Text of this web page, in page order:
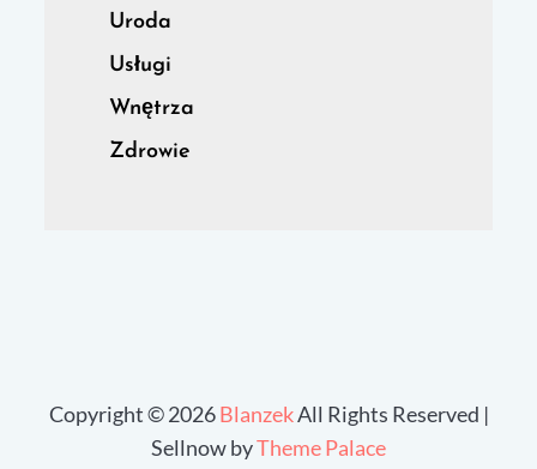
Uroda
Usługi
Wnętrza
Zdrowie
Copyright © 2026BlanzekAll Rights Reserved |
Sellnow byTheme Palace